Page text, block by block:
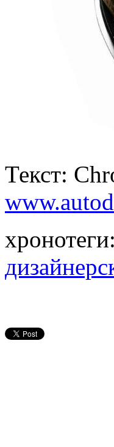
Текст:
хронотеги: